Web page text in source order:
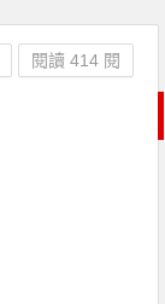
閱讀 414 閱